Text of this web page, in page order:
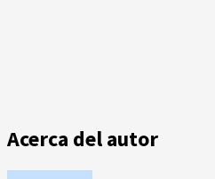
Acerca del autor